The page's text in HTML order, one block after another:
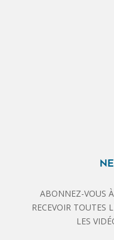
ABONNEZ-VOUS
RECEVOIR TOUTES
LES